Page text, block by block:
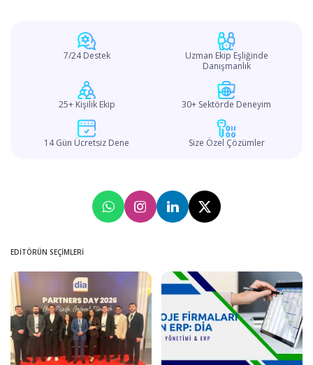
7/24 Destek
Uzman Ekip Eşliğinde
Danışmanlık
25+ Kişilik Ekip 30+ Sektörde Deneyim
14 Gün Ücretsiz Dene Size Özel Çözümler
EDITÖRÜN SEÇIMLERI